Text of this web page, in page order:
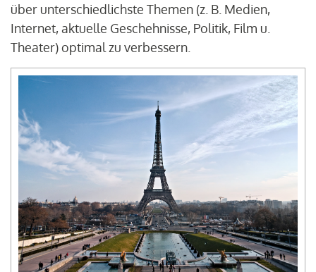
über unterschiedlichste Themen (z. B. Medien,
Internet, aktuelle Geschehnisse, Politik, Film u.
Theater) optimal zu verbessern.